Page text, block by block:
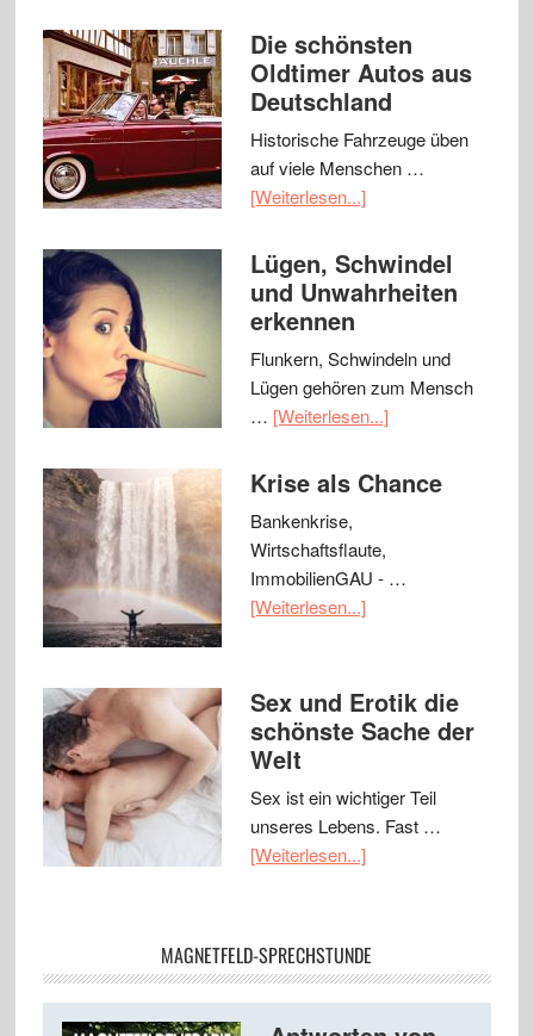
Die schönsten
Oldtimer Autos aus
Deutschland
Historische Fahrzeuge üben
auf viele Menschen …
[Weiterlesen...]
Lügen, Schwindel
und Unwahrheiten
erkennen
Flunkern, Schwindeln und
Lügen gehören zum Mensch
… [Weiterlesen...]
Krise als Chance
Bankenkrise,
Wirtschaftsflaute,
ImmobilienGAU - …
[Weiterlesen...]
Sex und Erotik die
schönste Sache der
Welt
Sex ist ein wichtiger Teil
unseres Lebens. Fast …
[Weiterlesen...]
MAGNETFELD-SPRECHSTUNDE